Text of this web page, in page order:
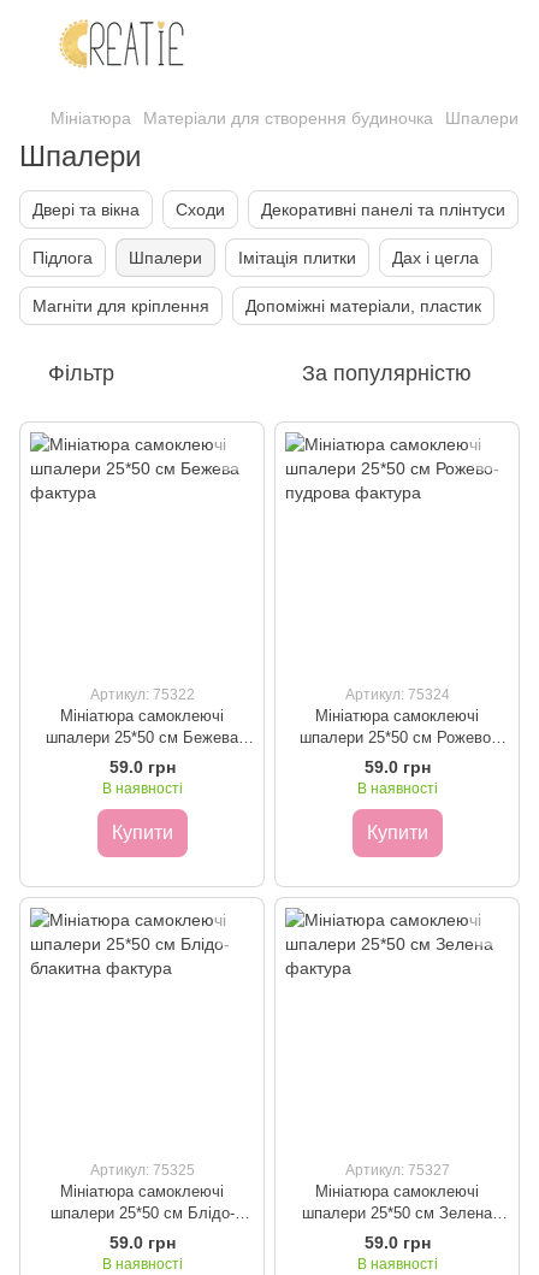
Мініатюра Матеріали для створення будиночка Шпалери
Шпалери
Двері та вікна Сходи Декоративні панелі та плінтуси
Підлога Шпалери Імітація плитки Дах і цегла
Магніти для кріплення Допоміжні матеріали, пластик
Фільтр За популярністю
Артикул: 75322
Мініатюра самоклеючі
шпалери 25*50 см Бежева
фактура
59.0 грн
В наявності
Купити
Артикул: 75324
Мініатюра самоклеючі
шпалери 25*50 см Рожево-
пудрова фактура
59.0 грн
В наявності
Купити
Артикул: 75325
Мініатюра самоклеючі
шпалери 25*50 см Блідо-
блакитна фактура
59.0 грн
В наявності
Артикул: 75327
Мініатюра самоклеючі
шпалери 25*50 см Зелена
фактура
59.0 грн
В наявності